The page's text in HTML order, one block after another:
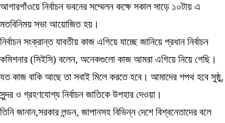
আগারগাঁওয়ে নির্বাচন ভবনের সম্মেলন কক্ষে সকাল সাড়ে ১০টায় এ
মতবিনিময় সভা আয়োজিত হয়।
নির্বাচন সংক্রান্ত যাবতীয় কাজ এগিয়ে যাচ্ছে জানিয়ে প্রধান নির্বাচন
কমিশনার (সিইসি) বলেন, অনেকগুলো কাজ আমরা এগিয়ে নিয়ে গেছি।
যত কাজ বাকি আছে তা সবাই মিলে করতে হবে। আমাদের শপথ হবে সুষ্ঠু,
সুন্দর ও গ্রহণযোগ্য নির্বাচন জাতিকে উপহার দেওয়া।
তিনি জানান,সরকার লন্ডন, জাপানসহ বিভিন্ন দেশে বিশ্বনেতাদের বলে